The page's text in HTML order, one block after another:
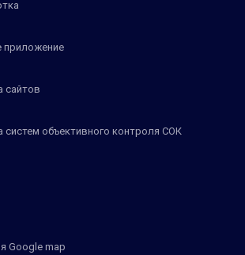
приложение
сайтов
систем объективного контроля СОК
Google map